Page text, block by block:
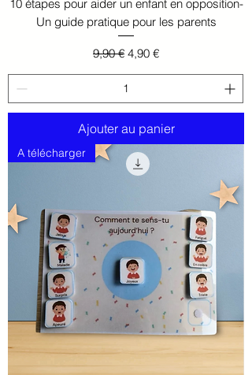
10 étapes pour aider un enfant en opposition-
Un guide pratique pour les parents
Prix original
9,90 € Prix promotionnel
4,90 €
Ajouter au panier
A télécharger